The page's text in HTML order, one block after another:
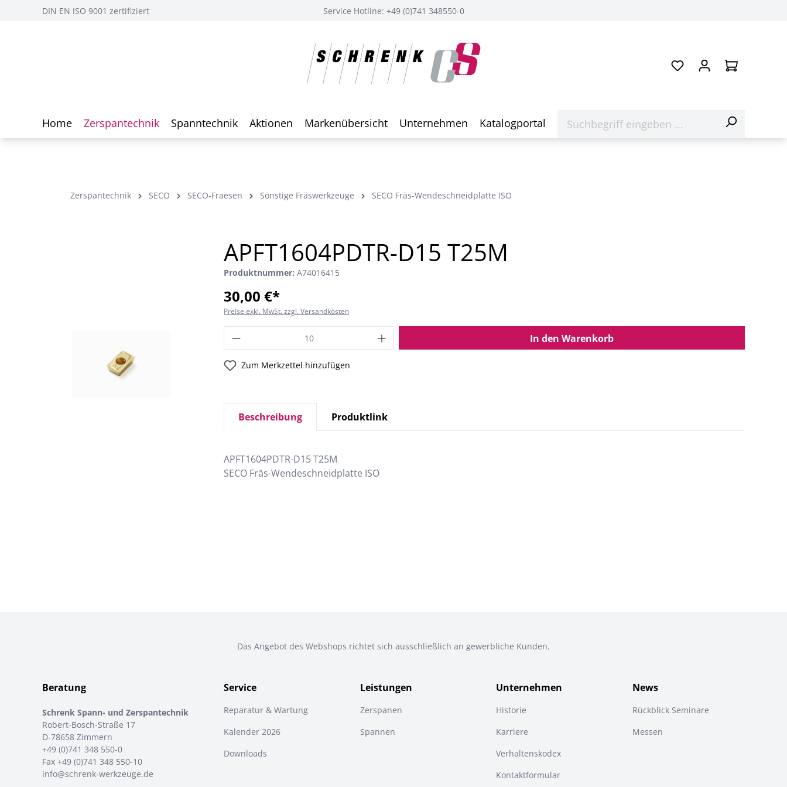
DIN EN ISO 9001 zertifiziert Service Hotline: +49 (0)741 348550-0
Home Zerspantechnik Spanntechnik Aktionen Markenübersicht Unternehmen Katalogportal
Zerspantechnik SECO SECO-Fraesen Sonstige Fräswerkzeuge SECO Fräs-Wendeschneidplatte ISO
APFT1604PDTR-D15 T25M
Produktnummer: A74016415
30,00 €*
Preise exkl. MwSt. zzgl. Versandkosten
In den Warenkorb
Zum Merkzettel hinzufügen
Beschreibung Produktlink
APFT1604PDTR-D15 T25M
SECO Fräs-Wendeschneidplatte ISO
Das Angebot des Webshops richtet sich ausschließlich an gewerbliche Kunden.
Beratung
Schrenk Spann- und Zerspantechnik
Robert-Bosch-Straße 17
D-78658 Zimmern
+49 (0)741 348 550-0
Fax +49 (0)741 348 550-10
info@schrenk-werkzeuge.de
Service
Reparatur & Wartung
Kalender 2026
Downloads
Leistungen
Zerspanen
Spannen
Unternehmen
Historie
Karriere
Verhaltenskodex
Kontaktformular
News
Rückblick Seminare
Messen